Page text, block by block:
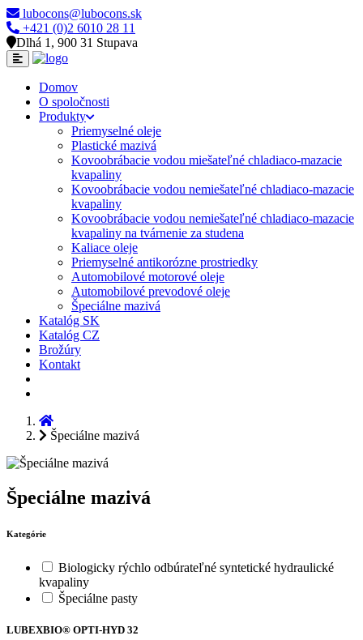
lubocons@lubocons.sk
+421 (0)2 6010 28 11
Dlhá 1, 900 31 Stupava
Domov
O spoločnosti
Produkty
Priemyselné oleje
Plastické mazivá
Kovoobrábacie vodou miešateľné chladiaco-mazacie
kvapaliny
Kovoobrábacie vodou nemiešateľné chladiaco-mazacie
kvapaliny
Kovoobrábacie vodou nemiešateľné chladiaco-mazacie
kvapaliny na tvárnenie za studena
Kaliace oleje
Priemyselné antikorózne prostriedky
Automobilové motorové oleje
Automobilové prevodové oleje
Špeciálne mazivá
Katalóg SK
Katalóg CZ
Brožúry
Kontakt
Špeciálne mazivá
Špeciálne mazivá
Kategórie
Biologicky rýchlo odbúrateľné syntetické hydraulické
kvapaliny
Špeciálne pasty
LUBEXBIO® OPTI-HYD 32